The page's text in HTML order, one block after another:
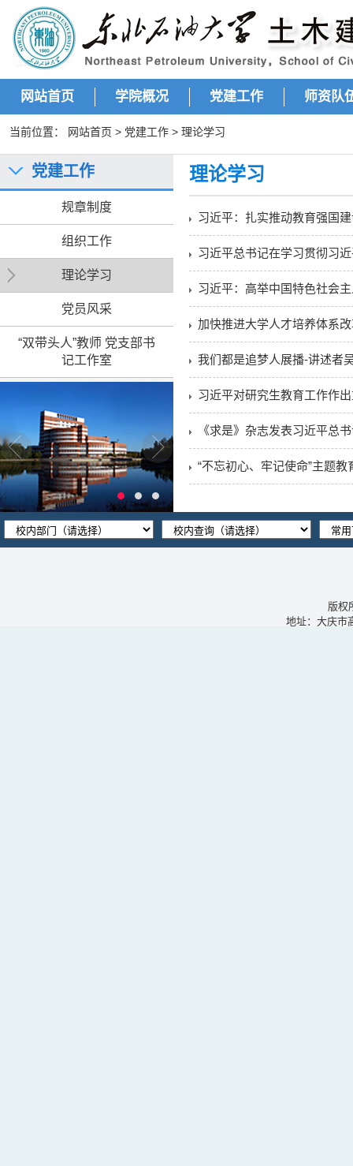
网站首页 学院概况 党建工作 师资队
当前位置： 网站首页 > 党建工作 > 理论学习
党建工作
规章制度
组织工作
理论学习
党员风采
“双带头人”教师 党支部书
记工作室
理论学习
习近平：扎实推动教育强国
习近平总书记在学习贯彻习
习近平：高举中国特色社会
加快推进大学人才培养体系
我们都是追梦人展播-讲述者
习近平对研究生教育工作作
《求是》杂志发表习近平总
“不忘初心、牢记使命”主题教
版权
地址：大庆市